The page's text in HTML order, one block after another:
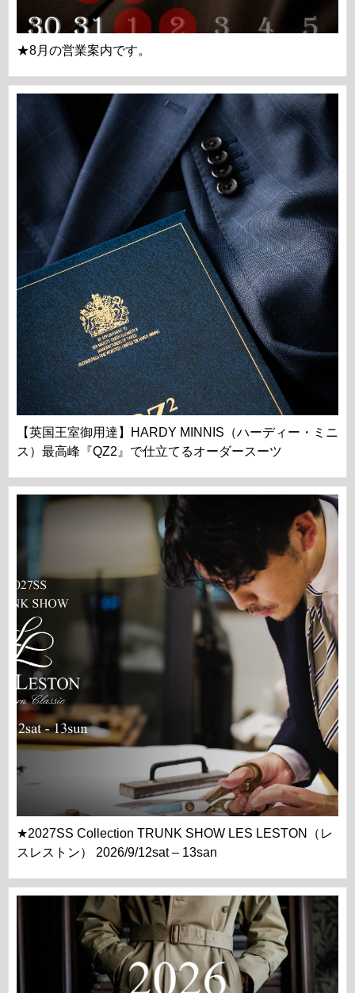
★8月の営業案内です。
【英国王室御用達】HARDY MINNIS（ハーディー・ミニ
ス）最高峰『QZ2』で仕立てるオーダースーツ
★2027SS Collection TRUNK SHOW LES LESTON（レ
スレストン） 2026/9/12sat – 13san